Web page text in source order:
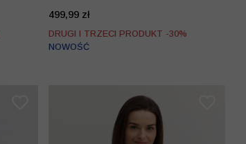
499,99 zł
DRUGI I TRZECI PRODUKT -30%
NOWOŚĆ